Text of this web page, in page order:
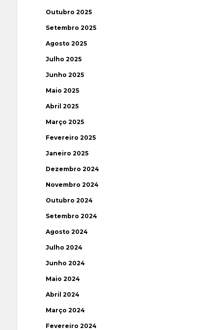
Outubro 2025
Setembro 2025
Agosto 2025
Julho 2025
Junho 2025
Maio 2025
Abril 2025
Março 2025
Fevereiro 2025
Janeiro 2025
Dezembro 2024
Novembro 2024
Outubro 2024
Setembro 2024
Agosto 2024
Julho 2024
Junho 2024
Maio 2024
Abril 2024
Março 2024
Fevereiro 2024